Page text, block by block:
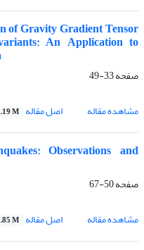
of Gravity Gradient Tensor
An Application to
صفحه33-49
مشاهده مقاله
اصل مقاله M
Observations and
صفحه50-67
مشاهده مقاله
اصل مقاله M